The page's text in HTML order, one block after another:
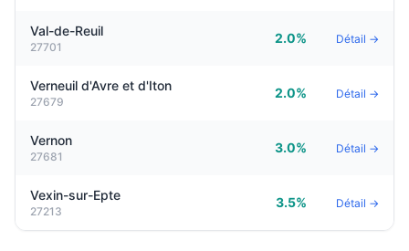
Val-de-Reuil
27701
2.0% Détail →
Verneuil d'Avre et d'Iton
27679
2.0% Détail →
Vernon
27681
3.0% Détail →
Vexin-sur-Epte
27213
3.5% Détail →